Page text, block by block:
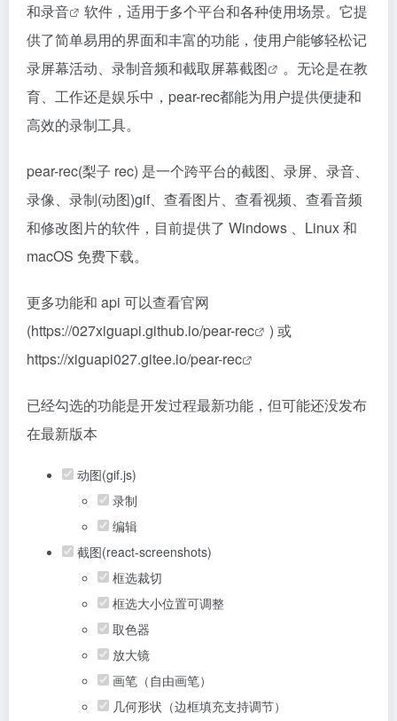
和录音
软件，适用于多个平台和各种使用场景。它提
供了简单易用的界面和丰富的功能，使用户能够轻松记
录屏幕活动、录制音频和截取屏幕截图
。无论是在教
育、工作还是娱乐中，pear-rec都能为用户提供便捷和
高效的录制工具。
pear-rec(梨子 rec) 是一个跨平台的截图、录屏、录音、
录像、录制(动图)gif、查看图片、查看视频、查看音频
和修改图片的软件，目前提供了 Windows 、Linux 和
macOS 免费下载。
更多功能和 api 可以查看官网
(https://027xiguapi.github.io/pear-rec
) 或
https://xiguapi027.gitee.io/pear-rec
已经勾选的功能是开发过程最新功能，但可能还没发布
在最新版本
动图(gif.js)
录制
编辑
截图(react-screenshots)
框选裁切
框选大小位置可调整
取色器
放大镜
画笔（自由画笔）
几何形状（边框填充支持调节）